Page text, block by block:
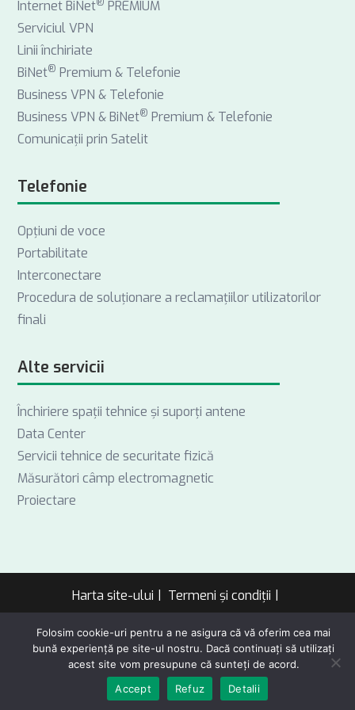
Internet BiNet® PREMIUM
Serviciul VPN
Linii închiriate
BiNet® Premium & Telefonie
Business VPN & Telefonie
Business VPN & BiNet® Premium & Telefonie
Comunicații prin Satelit
Telefonie
Opţiuni de voce
Portabilitate
Interconectare
Procedura de soluționare a reclamațiilor utilizatorilor
finali
Alte servicii
Închiriere spații tehnice și suporți antene
Data Center
Servicii tehnice de securitate fizică
Măsurători câmp electromagnetic
Proiectare
Harta site-ului
Termeni și condiții
Politică de confidențialitate
Copyright 2026 by Societatea Națională de Radiocomunicații SA. All
rights reserved.
Folosim cookie-uri pentru a ne asigura că vă oferim cea mai
bună experiență pe site-ul nostru. Dacă continuați să utilizați
acest site vom presupune că sunteți de acord.
Accept
Refuz Detalii